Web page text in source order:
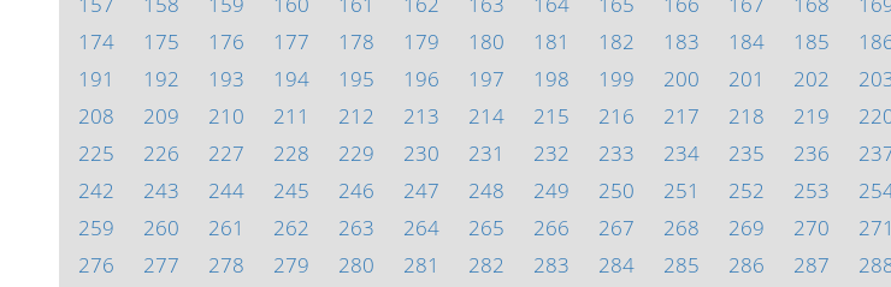
174
175 176 177 178 179 180 181 182 183 184 185
191
192 193 194 195 196 197 198 199 200 201 202
208
209 210 211 212 213 214 215 216 217 218 219
225
226 227 228 229 230 231 232 233 234 235 236
242
243 244 245 246 247 248 249 250 251 252 253
259
260 261 262 263 264 265 266 267 268 269 270 271
276
277 278 279 280 281 282 283 284 285 286 287